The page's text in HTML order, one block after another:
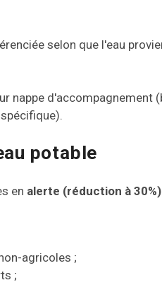
selon que l'eau
nappe d'accompagnement
potable
en alerte (réduction à
agricoles ;
;